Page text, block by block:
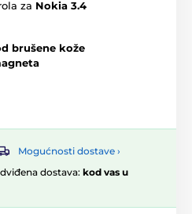
za Nokia 3.4
brušene kože
Mogućnosti dostave ›
dostava: kod vas u